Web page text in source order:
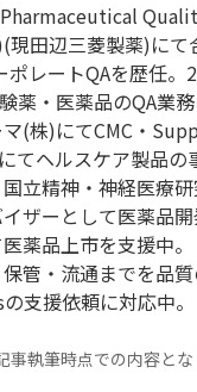
田辺三菱製薬)に
ポレートQAを歴任
薬・医薬品のQA業
(株)にてCMC・
てヘルスケア製品
立精神・神経医療
ザーとして医薬品
薬品上市を支援中。
管・流通までを品
支援依頼に対応中。
執筆時点での内容とな